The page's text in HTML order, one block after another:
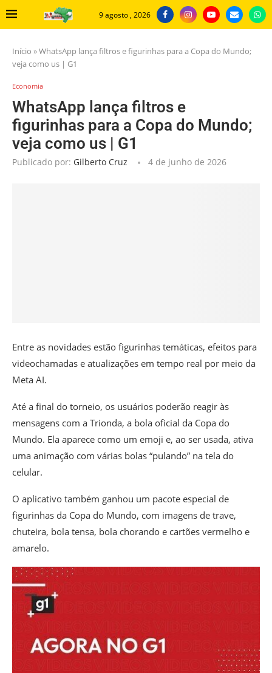
9 agosto , 2026
Início »WhatsApp lança filtros e figurinhas para a Copa do Mundo;
veja como us | G1
Economia
WhatsApp lança filtros e
figurinhas para a Copa do Mundo;
veja como us | G1
Publicado por: Gilberto Cruz 4 de junho de 2026
Entre as novidades estão figurinhas temáticas, efeitos para
videochamadas e atualizações em tempo real por meio da
Meta AI.
Até a final do torneio, os usuários poderão reagir às
mensagens com a Trionda, a bola oficial da Copa do
Mundo. Ela aparece como um emoji e, ao ser usada, ativa
uma animação com várias bolas “pulando” na tela do
celular.
O aplicativo também ganhou um pacote especial de
figurinhas da Copa do Mundo, com imagens de trave,
chuteira, bola tensa, bola chorando e cartões vermelho e
amarelo.